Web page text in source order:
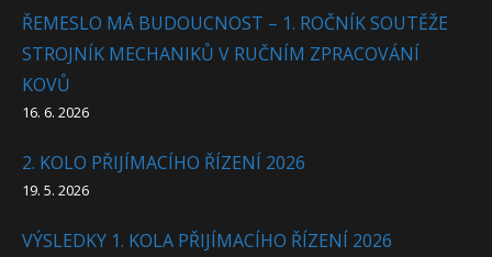
ŘEMESLO MÁ BUDOUCNOST – 1. ROČNÍK SOUTĚŽE
STROJNÍK MECHANIKŮ V RUČNÍM ZPRACOVÁNÍ
KOVŮ
16. 6. 2026
2. KOLO PŘIJÍMACÍHO ŘÍZENÍ 2026
19. 5. 2026
VÝSLEDKY 1. KOLA PŘIJÍMACÍHO ŘÍZENÍ 2026